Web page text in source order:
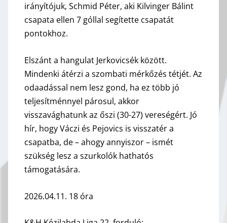
irányítójuk, Schmid Péter, aki Kilvinger Bálint
csapata ellen 7 góllal segítette csapatát
pontokhoz.
Elszánt a hangulat Jerkovicsék között.
Mindenki átérzi a szombati mérkőzés tétjét. Az
odaadással nem lesz gond, ha ez több jó
teljesítménnyel párosul, akkor
visszavághatunk az őszi (30-27) vereségért. Jó
hír, hogy Váczi és Pejovics is visszatér a
csapatba, de – ahogy annyiszor – ismét
szükség lesz a szurkolók hathatós
támogatására.
2026.04.11. 18 óra